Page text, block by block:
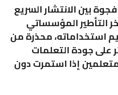
بين الانتشار السريع
التأطير المؤسساتي
استخداماته، محذرة من
على جودة التعلمات
إذا استمرت دون